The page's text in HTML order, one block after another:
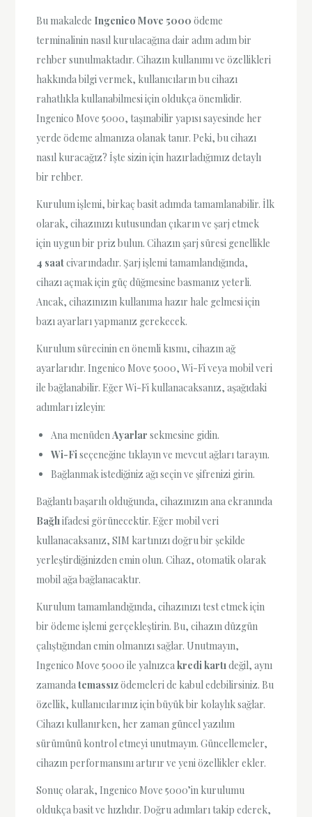
Bu makalede Ingenico Move 5000 ödeme
terminalinin nasıl kurulacağına dair adım adım bir
rehber sunulmaktadır. Cihazın kullanımı ve özellikleri
hakkında bilgi vermek, kullanıcıların bu cihazı
rahatlıkla kullanabilmesi için oldukça önemlidir.
Ingenico Move 5000, taşınabilir yapısı sayesinde her
yerde ödeme almanıza olanak tanır. Peki, bu cihazı
nasıl kuracağız? İşte sizin için hazırladığımız detaylı
bir rehber.
Kurulum işlemi, birkaç basit adımda tamamlanabilir. İlk
olarak, cihazınızı kutusundan çıkarın ve şarj etmek
için uygun bir priz bulun. Cihazın şarj süresi genellikle
4 saatcivarındadır. Şarj işlemi tamamlandığında,
cihazı açmak için güç düğmesine basmanız yeterli.
Ancak, cihazınızın kullanıma hazır hale gelmesi için
bazı ayarları yapmanız gerekecek.
Kurulum sürecinin en önemli kısmı, cihazın ağ
ayarlarıdır. Ingenico Move 5000, Wi-Fi veya mobil veri
ile bağlanabilir. Eğer Wi-Fi kullanacaksanız, aşağıdaki
adımları izleyin:
Ana menüdenAyarlar sekmesine gidin.
Wi-Fi seçeneğine tıklayın ve mevcut ağları tarayın.
Bağlanmak istediğiniz ağı seçin ve şifrenizi girin.
Bağlantı başarılı olduğunda, cihazınızın ana ekranında
Bağlı ifadesi görünecektir. Eğer mobil veri
kullanacaksanız, SIM kartınızı doğru bir şekilde
yerleştirdiğinizden emin olun. Cihaz, otomatik olarak
mobil ağa bağlanacaktır.
Kurulum tamamlandığında, cihazınızı test etmek için
bir ödeme işlemi gerçekleştirin. Bu, cihazın düzgün
çalıştığından emin olmanızı sağlar. Unutmayın,
Ingenico Move 5000 ile yalnızcakredi kartıdeğil, aynı
zamandatemassızödemeleri de kabul edebilirsiniz. Bu
özellik, kullanıcılarınız için büyük bir kolaylık sağlar.
Cihazı kullanırken, her zaman güncel yazılım
sürümünü kontrol etmeyi unutmayın. Güncellemeler,
cihazın performansını artırır ve yeni özellikler ekler.
Sonuç olarak, Ingenico Move 5000’in kurulumu
oldukça basit ve hızlıdır. Doğru adımları takip ederek,